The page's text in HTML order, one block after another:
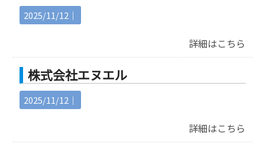
2025/11/12｜
詳細はこちら
株式会社エヌエル
2025/11/12｜
詳細はこちら